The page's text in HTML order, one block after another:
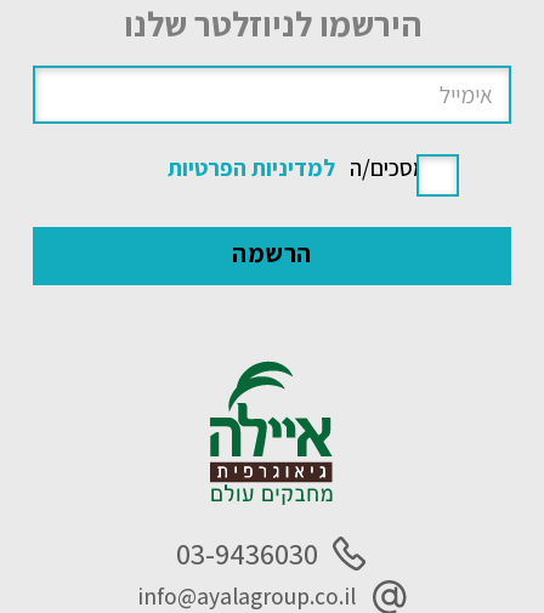
הירשמו לניוזלטר שלנו
אני מסכים/ה למדיניות הפרטיות
03-9436030
info@ayalagroup.co.il